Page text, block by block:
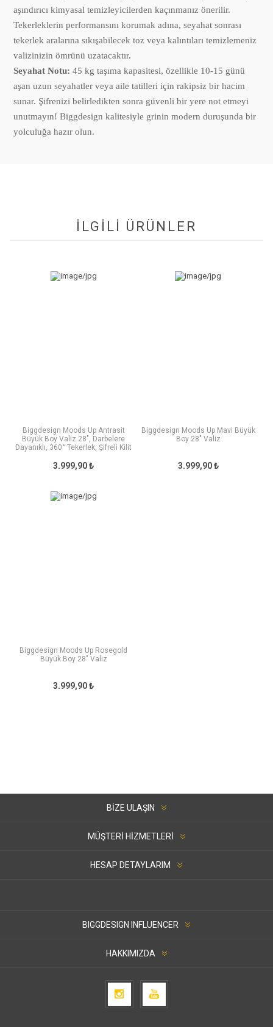
aşındırıcı kimyasal temizleyicilerden kaçınmanız önerilir.
Tekerleklerin performansını korumak adına, seyahat sonrası
tekerlek aralarına sıkışabilecek toz veya kalıntıları temizlemeniz
valizinizin ömrünü uzatacaktır.
Seyahat Notu: 45 kg taşıma kapasitesi, özellikle 10-15 günü
aşan uzun seyahatler veya aile tatilleri için rakipsiz bir hacim
sunar. Şifrenizi belirledikten sonra güvenli bir yere not etmeyi
unutmayın! Biggdesign kalitesiyle grinin modern duruşunda bir
yolculuğa hazır olun.
İLGİLİ ÜRÜNLER
Biggdesign Moods Up Antrasit
Büyük Boy Valiz 28", Darbelere
Dayanıklı, 360° Tekerlek, Şifreli Kilit
3.999,90 ₺
Biggdesign Moods Up Mavi Büyük
Boy 28" Valiz
3.999,90 ₺
Biggdesign Moods Up Rosegold
Büyük Boy 28" Valiz
3.999,90 ₺
BIZE ULAŞIN
MÜŞTERI HIZMETLERI
HESAP DETAYLARIM
BIGGDESIGN INFLUENCER
HAKKIMIZDA